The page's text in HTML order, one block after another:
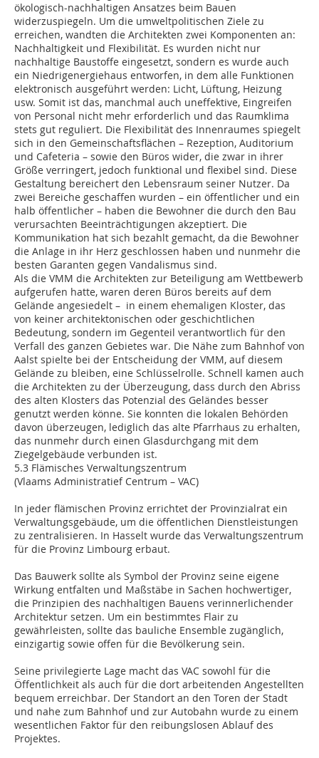
ökologisch-nachhaltigen Ansatzes beim Bauen
widerzuspiegeln. Um die umweltpolitischen Ziele zu
erreichen, wandten die Architekten zwei Komponenten an:
Nachhaltigkeit und Flexibilität. Es wurden nicht nur
nachhaltige Baustoffe eingesetzt, sondern es wurde auch
ein Niedrigenergiehaus entworfen, in dem alle Funktionen
elektronisch ausgeführt werden: Licht, Lüftung, Heizung
usw. Somit ist das, manchmal auch uneffektive, Eingreifen
von Personal nicht mehr erforderlich und das Raumklima
stets gut reguliert. Die Flexibilität des Innenraumes spiegelt
sich in den Gemeinschaftsflächen – Rezeption, Auditorium
und Cafeteria – sowie den Büros wider, die zwar in ihrer
Größe verringert, jedoch funktional und flexibel sind. Diese
Gestaltung bereichert den Lebensraum seiner Nutzer. Da
zwei Bereiche geschaffen wurden – ein öffentlicher und ein
halb öffentlicher – haben die Bewohner die durch den Bau
verursachten Beeinträchtigungen akzeptiert. Die
Kommunikation hat sich bezahlt gemacht, da die Bewohner
die Anlage in ihr Herz geschlossen haben und nunmehr die
besten Garanten gegen Vandalismus sind.
Als die VMM die Architekten zur Beteiligung am Wettbewerb
aufgerufen hatte, waren deren Büros bereits auf dem
Gelände angesiedelt – in einem ehemaligen Kloster, das
von keiner architektonischen oder geschichtlichen
Bedeutung, sondern im Gegenteil verantwortlich für den
Verfall des ganzen Gebietes war. Die Nähe zum Bahnhof von
Aalst spielte bei der Entscheidung der VMM, auf diesem
Gelände zu bleiben, eine Schlüsselrolle. Schnell kamen auch
die Architekten zu der Überzeugung, dass durch den Abriss
des alten Klosters das Potenzial des Geländes besser
genutzt werden könne. Sie konnten die lokalen Behörden
davon überzeugen, lediglich das alte Pfarrhaus zu erhalten,
das nunmehr durch einen Glasdurchgang mit dem
Ziegelgebäude verbunden ist.
5.3 Flämisches Verwaltungszentrum
(Vlaams Administratief Centrum – VAC)
In jeder flämischen Provinz errichtet der Provinzialrat ein
Verwaltungsgebäude, um die öffentlichen Dienstleistungen
zu zentralisieren. In Hasselt wurde das Verwaltungszentrum
für die Provinz Limbourg erbaut.
Das Bauwerk sollte als Symbol der Provinz seine eigene
Wirkung entfalten und Maßstäbe in Sachen hochwertiger,
die Prinzipien des nachhaltigen Bauens verinnerlichender
Architektur setzen. Um ein bestimmtes Flair zu
gewährleisten, sollte das bauliche Ensemble zugänglich,
einzigartig sowie offen für die Bevölkerung sein.
Seine privilegierte Lage macht das VAC sowohl für die
Öffentlichkeit als auch für die dort arbeitenden Angestellten
bequem erreichbar. Der Standort an den Toren der Stadt
und nahe zum Bahnhof und zur Autobahn wurde zu einem
wesentlichen Faktor für den reibungslosen Ablauf des
Projektes.